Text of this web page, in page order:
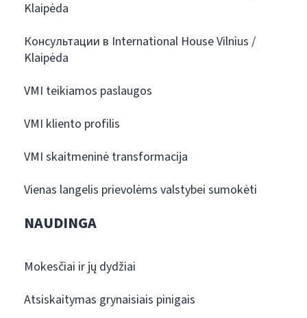
Klaipėda
Консультации в International House Vilnius /
Klaipėda
VMI teikiamos paslaugos
VMI kliento profilis
VMI skaitmeninė transformacija
Vienas langelis prievolėms valstybei sumokėti
NAUDINGA
Mokesčiai ir jų dydžiai
Atsiskaitymas grynaisiais pinigais